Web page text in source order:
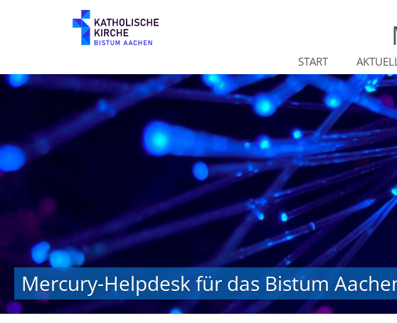
Zum Inhalt springen
START
Mercury-Helpdesk für das Bistum